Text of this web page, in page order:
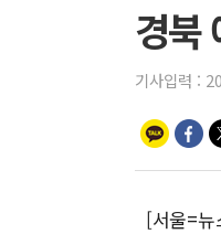
경북
기사입력 :
[서울=뉴